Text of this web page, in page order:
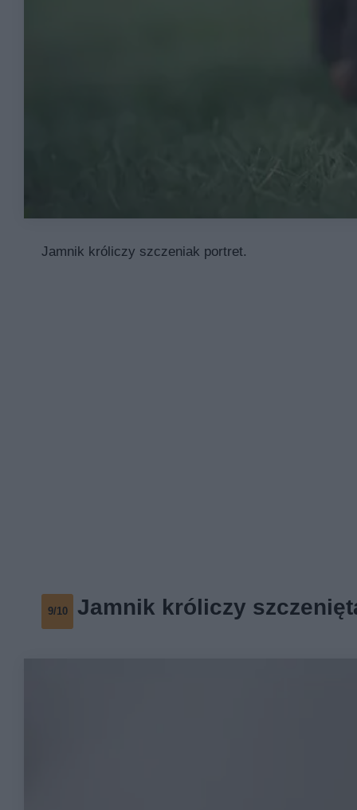
Jamnik króliczy szczeniak portret.
9/10 Jamnik króliczy